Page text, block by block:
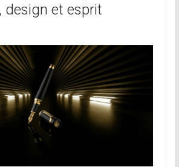
design et esprit